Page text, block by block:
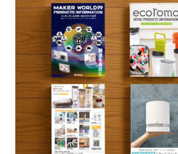
京
ギ
フ
ト
シ
ョ
に
出